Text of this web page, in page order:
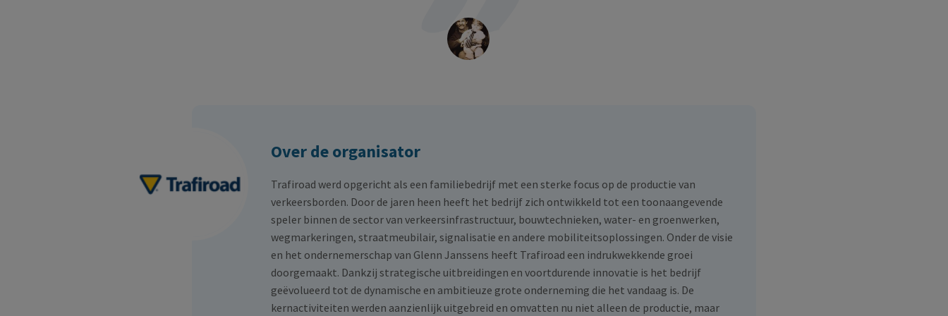
Over de organisator
Trafiroad werd opgericht als een familiebedrijf met een sterke focus op de productie van
verkeersborden. Door de jaren heen heeft het bedrijf zich ontwikkeld tot een toonaangevende
speler binnen de sector van verkeersinfrastructuur, bouwtechnieken, water- en groenwerken,
wegmarkeringen, straatmeubilair, signalisatie en andere mobiliteitsoplossingen. Onder de visie
en het ondernemerschap van Glenn Janssens heeft Trafiroad een indrukwekkende groei
doorgemaakt. Dankzij strategische uitbreidingen en voortdurende innovatie is het bedrijf
geëvolueerd tot de dynamische en ambitieuze grote onderneming die het vandaag is. De
kernactiviteiten werden aanzienlijk uitgebreid en omvatten nu niet alleen de productie, maar